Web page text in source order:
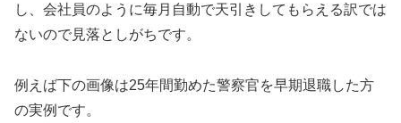
し、会社員のように毎月自動で天引きしてもらえる訳では
ないので見落としがちです。
例えば下の画像は25年間勤めた警察官を早期退職した方
の実例です。